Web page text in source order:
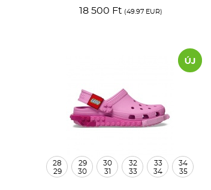
18 500 Ft (49.97 EUR)
28
29
29
30
30
31
32
33
33
34
34
35